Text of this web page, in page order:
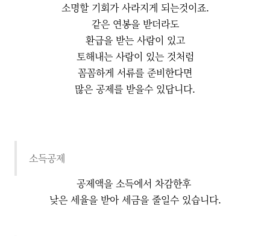
소명할 기회가 사라지게 되는것이죠.
같은 연봉을 받더라도
환급을 받는 사람이 있고
토해내는 사람이 있는 것처럼
꼼꼼하게 서류를 준비한다면
많은 공제를 받을수 있답니다.
소득공제
공제액을 소득에서 차감한후
낮은 세율을 받아 세금을 줄일수 있습니다.